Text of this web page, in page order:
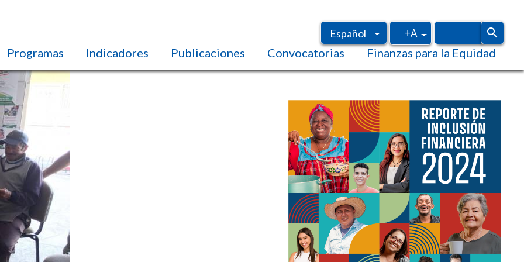
Español
Inglés
+A
Programas Indicadores Publicaciones Convocatorias Finanzas para la Equidad